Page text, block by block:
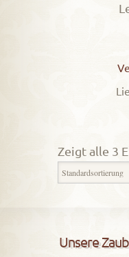
Zeigt alle 3
Unsere